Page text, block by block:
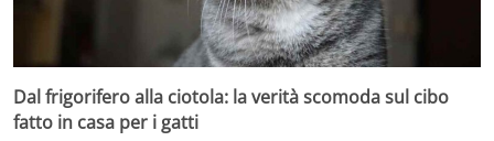
Dal frigorifero alla ciotola: la verità scomoda sul cibo
fatto in casa per i gatti